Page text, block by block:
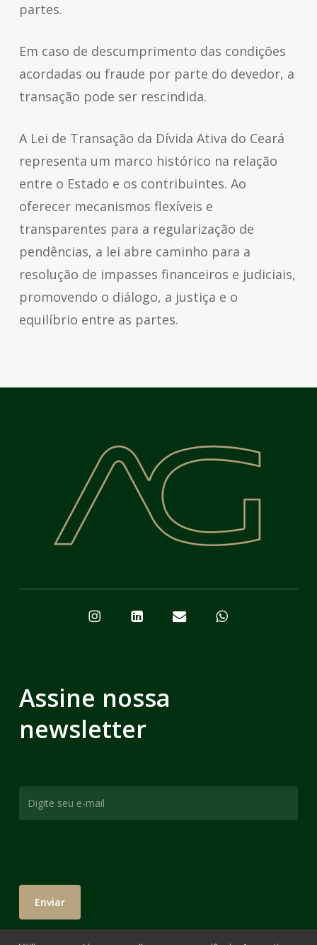
partes.
Em caso de descumprimento das condições
acordadas ou fraude por parte do devedor, a
transação pode ser rescindida.
A Lei de Transação da Dívida Ativa do Ceará
representa um marco histórico na relação
entre o Estado e os contribuintes. Ao
oferecer mecanismos flexíveis e
transparentes para a regularização de
pendências, a lei abre caminho para a
resolução de impasses financeiros e judiciais,
promovendo o diálogo, a justiça e o
equilíbrio entre as partes.
Assine nossa
newsletter